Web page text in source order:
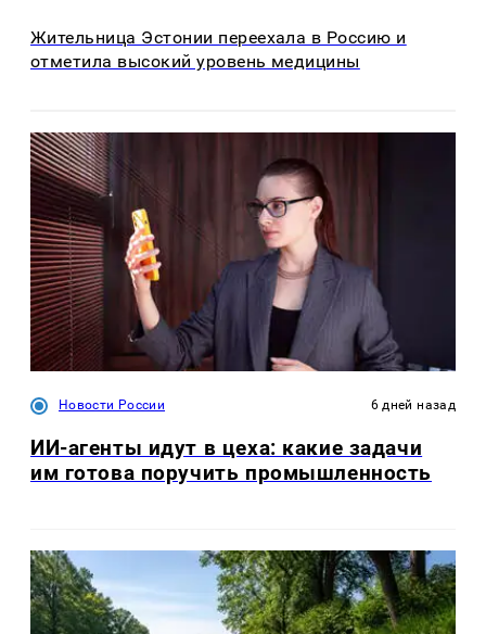
Жительница Эстонии переехала в Россию и
отметила высокий уровень медицины
Новости России 6 дней назад
ИИ-агенты идут в цеха: какие задачи
им готова поручить промышленность